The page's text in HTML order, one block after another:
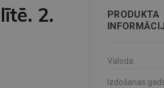
2.
PRODUKTA
Valoda:
Izdošanas